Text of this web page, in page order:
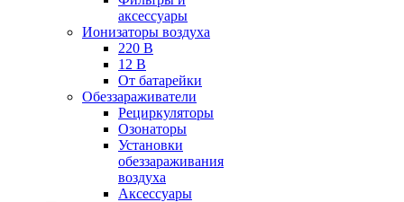
аксессуары
Ионизаторы воздуха
220 В
12 В
От батарейки
Обеззараживатели
Рециркуляторы
Озонаторы
Установки
обеззараживания
воздуха
Аксессуары